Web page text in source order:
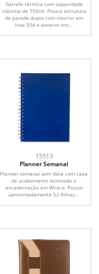
Garrafa térmica com capacidade
máxima de 750ml. Possui estrutura
de parede dupla com interior em
inox 304 e exterior em...
15513
Planner Semanal
Planner semanal sem data com capa
de acabamento laminado e
encadernação em Wire-o. Possui
aproximadamente 52 folhas...